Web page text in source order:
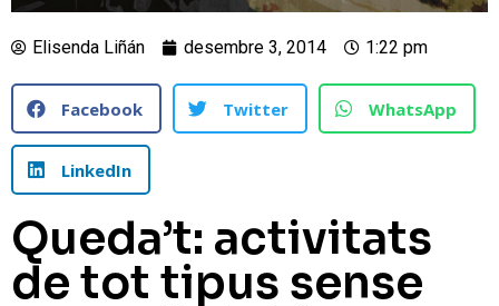
Elisenda Liñán desembre 3, 2014 1:22 pm
Facebook Twitter WhatsApp
LinkedIn
Queda’t: activitats
de tot tipus sense